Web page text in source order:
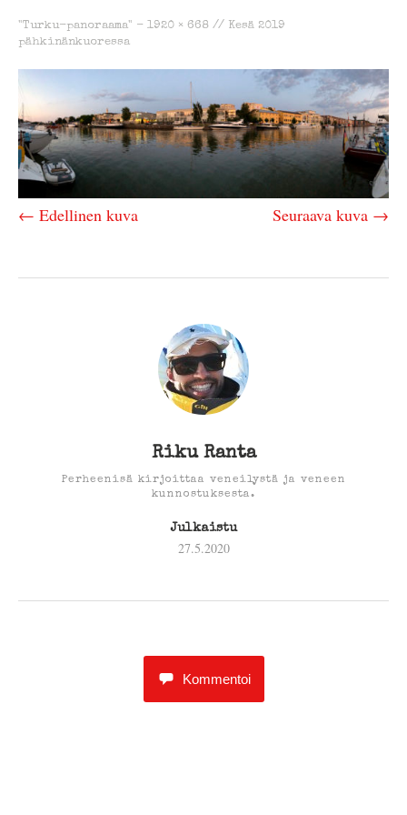
"Turku-panoraama" - 1920 × 668 // Kesä 2019
pähkinänkuoressa
← Edellinen kuva Seuraava kuva →
Riku Ranta
Perheenisä kirjoittaa veneilystä ja veneen
kunnostuksesta.
Julkaistu
27.5.2020
Kommentoi